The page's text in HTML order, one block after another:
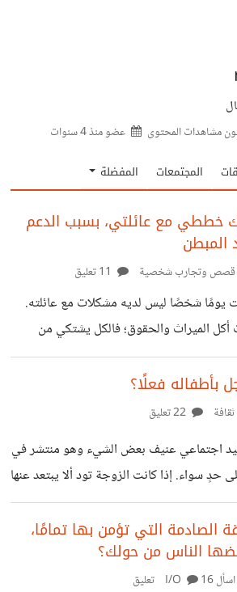
عضو منذ4 سنوات
المجتمعات المفضلة
خططي مع عائلتي، بسبب الدعم
المبطن
قصص وتجارب شخصية
يومًا شخصًا ليس لديه مشكلات مع عائلته.
الميراث والحقوق؛ فالكل يشتكي من
المزيف والنقد المبطن والتنمر المغلف..
التي تغلب على علاقته بعائلته؛
هنا يعاني من نفس المشكلات. وأنا أيضًا في
أقصد أسرتي الصغيرة، ولكن أقصد العائلة..
والجدة.. ربما المشكلة أن العائلة دومًا تمارس
بأطفاله فعلًا؟
ثقافة
اجتماعي عنيف بعض الشيء وهو منتشر في
حدٍ سواء. إذا كانت الزوجة تود ألا يبتعد عنها
والولادة تحت شعار "هاتيله حتة عيل".
بأن الطفل هو الحبل السري الذي سيربط
من الالتفات خارج حدود الأسرة. لكن الواقع
أن هذا الموروث المشحون بالضغط يمثل
الصادمة التي تؤمن بها تمامًا،
الناس من حولك؟
اسأل I/O16 تعليق